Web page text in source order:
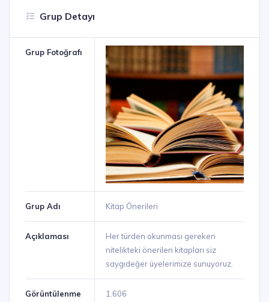
Grup Detayı
Grup Fotoğrafı
Grup Adı Kitap Önerileri
Açıklaması
Her türden okunması gereken
nitelikteki önerilen kitapları siz
saygıdeğer üyelerimize sunuyoruz.
Görüntülenme
1.606